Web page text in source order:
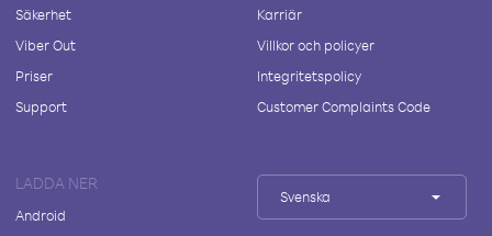
Säkerhet
Viber Out
Priser
Support
Karriär
Villkor och policyer
Integritetspolicy
Customer Complaints Code
LADDA NER
Android
Svenska